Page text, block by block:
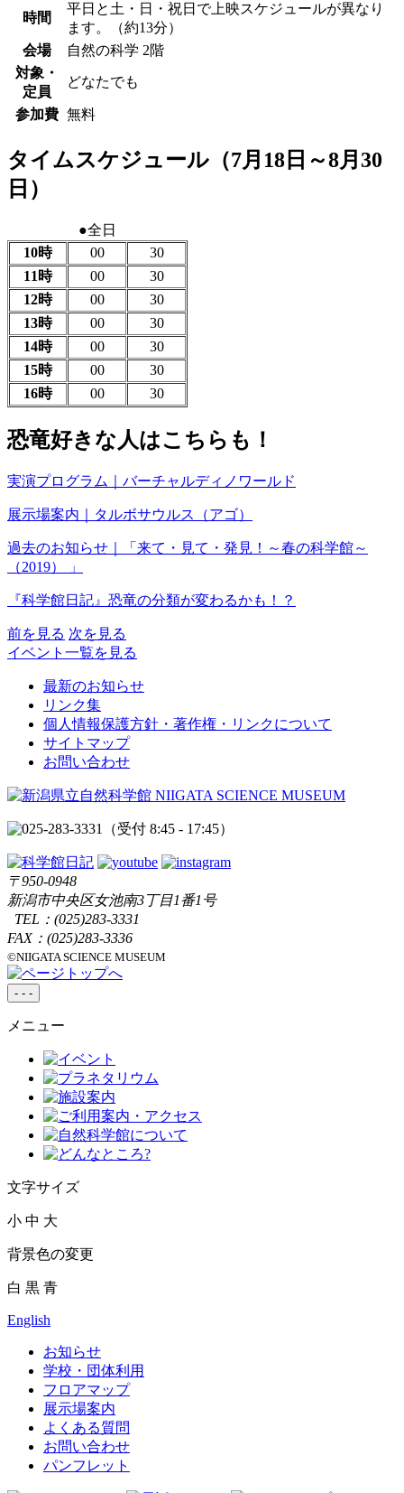
時間
平日と土・日・祝日で上映スケジュールが異なり
ます。（約13分）
会場
自然の科学 2階
対象・
定員
どなたでも
参加費 無料
タイムスケジュール（7月18日～8月30
日）
●全日
10時
00
30
11時
00
30
12時
00
30
13時
00
30
14時
00
30
15時
00
30
16時
00 30
恐竜好きな人はこちらも！
実演プログラム｜バーチャルディノワールド
展示場案内｜タルボサウルス（アゴ）
過去のお知らせ｜「来て・見て・発見！～春の科学館～
（2019） 」
『科学館日記』恐竜の分類が変わるかも！？
前を見る 次を見る
イベント一覧を見る
最新のお知らせ
リンク集
個人情報保護方針・著作権・リンクについて
サイトマップ
お問い合わせ
（受付 8:45 - 17:45）
〒950-0948
新潟市中央区女池南3丁目1番1号
TEL： (025)283-3331
FAX：(025)283-3336
©NIIGATA SCIENCE MUSEUM
- - -
メニュー
文字サイズ
小 中 大
背景色の変更
白 黒 青
English
お知らせ
学校・団体利用
フロアマップ
展示場案内
よくある質問
お問い合わせ
パンフレット